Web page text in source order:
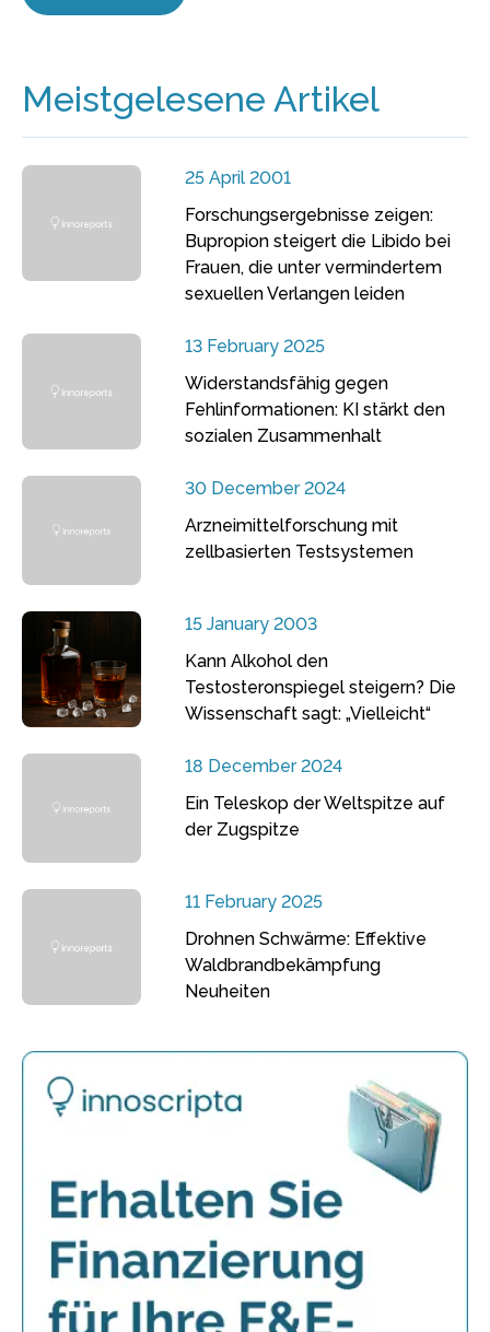
Meistgelesene Artikel
25 April 2001
Forschungsergebnisse zeigen:
Bupropion steigert die Libido bei
Frauen, die unter vermindertem
sexuellen Verlangen leiden
13 February 2025
Widerstandsfähig gegen
Fehlinformationen: KI stärkt den
sozialen Zusammenhalt
30 December 2024
Arzneimittelforschung mit
zellbasierten Testsystemen
15 January 2003
Kann Alkohol den
Testosteronspiegel steigern? Die
Wissenschaft sagt: „Vielleicht“
18 December 2024
Ein Teleskop der Weltspitze auf
der Zugspitze
11 February 2025
Drohnen Schwärme: Effektive
Waldbrandbekämpfung
Neuheiten